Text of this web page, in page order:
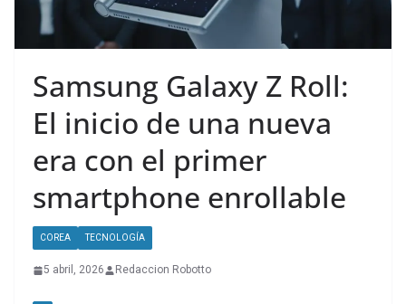
Samsung Galaxy Z Roll:
El inicio de una nueva
era con el primer
smartphone enrollable
COREA TECNOLOGÍA
5 abril, 2026 Redaccion Robotto